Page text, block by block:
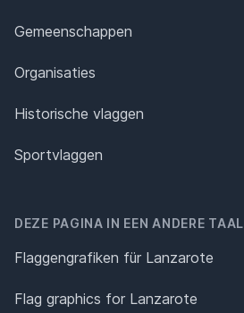
Gemeenschappen
Organisaties
Historische vlaggen
Sportvlaggen
DEZE PAGINA IN EEN ANDERE TAAL
Flaggengrafiken für Lanzarote
Flag graphics for Lanzarote